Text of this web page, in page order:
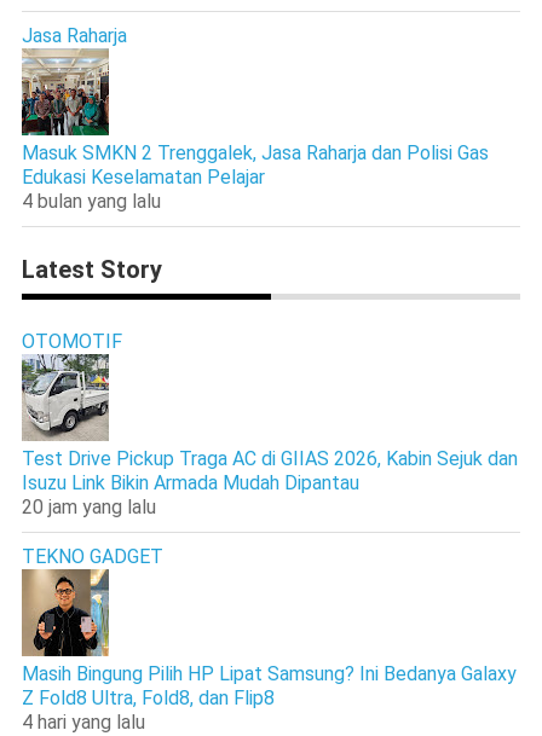
Jasa Raharja
Masuk SMKN 2 Trenggalek, Jasa Raharja dan Polisi Gas
Edukasi Keselamatan Pelajar
4 bulan yang lalu
Latest Story
OTOMOTIF
Test Drive Pickup Traga AC di GIIAS 2026, Kabin Sejuk dan
Isuzu Link Bikin Armada Mudah Dipantau
20 jam yang lalu
TEKNO GADGET
Masih Bingung Pilih HP Lipat Samsung? Ini Bedanya Galaxy
Z Fold8 Ultra, Fold8, dan Flip8
4 hari yang lalu